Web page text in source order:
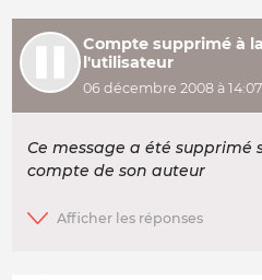
Compte supprimé à
l'utilisateur
06 décembre 2008 à
Ce message a été supprimé
compte de son auteur